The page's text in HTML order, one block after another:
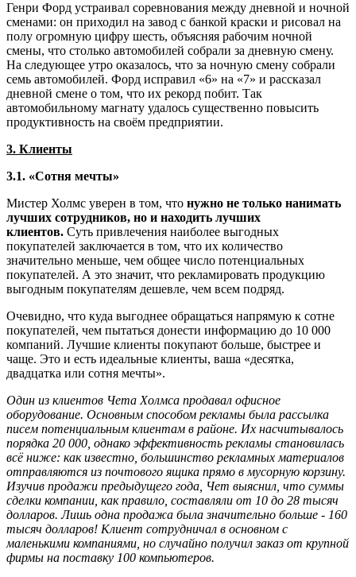
Генри Форд устраивал соревнования между дневной и ночной
сменами: он приходил на завод с банкой краски и рисовал на
полу огромную цифру шесть, объясняя рабочим ночной
смены, что столько автомобилей собрали за дневную смену.
На следующее утро оказалось, что за ночную смену собрали
семь автомобилей. Форд исправил «6» на «7» и рассказал
дневной смене о том, что их рекорд побит. Так
автомобильному магнату удалось существенно повысить
продуктивность на своём предприятии.
3. Клиенты
3.1. «Сотня мечты»
Мистер Холмс уверен в том, что нужно не только нанимать
лучших сотрудников, но и находить лучших
клиентов. Суть привлечения наиболее выгодных
покупателей заключается в том, что их количество
значительно меньше, чем общее число потенциальных
покупателей. А это значит, что рекламировать продукцию
выгодным покупателям дешевле, чем всем подряд.
Очевидно, что куда выгоднее обращаться напрямую к сотне
покупателей, чем пытаться донести информацию до 10 000
компаний. Лучшие клиенты покупают больше, быстрее и
чаще. Это и есть идеальные клиенты, ваша «десятка,
двадцатка или сотня мечты».
Один из клиентов Чета Холмса продавал офисное
оборудование. Основным способом рекламы была рассылка
писем потенциальным клиентам в районе. Их насчитывалось
порядка 20 000, однако эффективность рекламы становилась
всё ниже: как известно, большинство рекламных материалов
отправляются из почтового ящика прямо в мусорную корзину.
Изучив продажи предыдущего года, Чет выяснил, что суммы
сделки компании, как правило, составляли от 10 до 28 тысяч
долларов. Лишь одна продажа была значительно больше - 160
тысяч долларов! Клиент сотрудничал в основном с
маленькими компаниями, но случайно получил заказ от крупной
фирмы на поставку 100 компьютеров.